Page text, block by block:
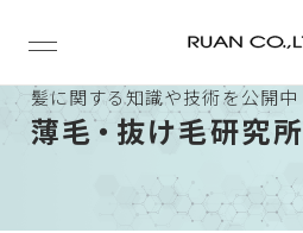
髪に関する知識や技術を公開中
薄毛・ 抜け毛研究所